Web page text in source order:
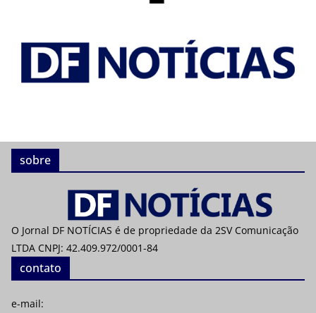
sobre
O Jornal DF NOTÍCIAS é de propriedade da 2SV Comunicação
LTDA CNPJ: 42.409.972/0001-84
contato
e-mail: